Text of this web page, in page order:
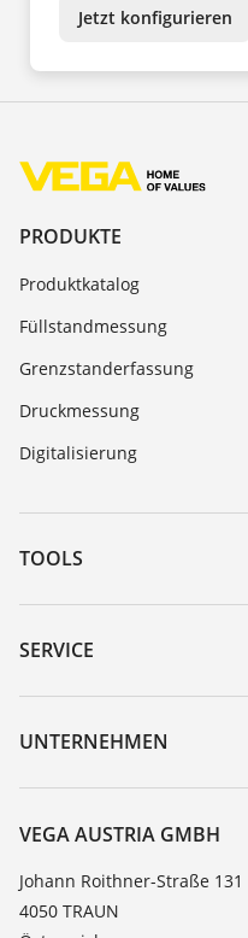
Jetzt konfigurieren
PRODUKTE
Produktkatalog
Füllstandmessung
Grenzstanderfassung
Druckmessung
Digitalisierung
TOOLS
Download-Center
Gerätesuche (Seriennummer)
DTM Collection/PACTware
SERVICE
Geräterücksendung
Trainings
TeamViewer
UNTERNEHMEN
Karriere
Über VEGA
Kontakt
News
VEGA AUSTRIA GMBH
Johann Roithner-Straße 131
4050 TRAUN